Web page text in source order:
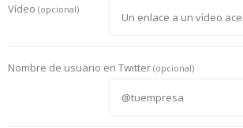
Vídeo (opcional)
Nombre de usuario en Twitter (opcional)